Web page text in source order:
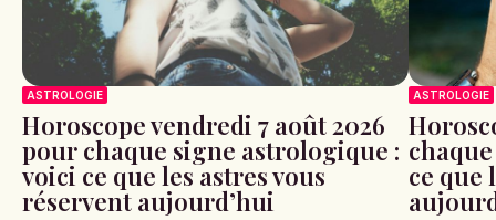
ASTROLOGIE
Horoscope vendredi 7 août 2026
pour chaque signe astrologique :
voici ce que les astres vous
réservent aujourd’hui
ASTROLOGIE
ce que